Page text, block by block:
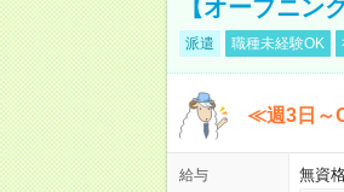
【オープニン
派遣 職種未経験OK
≪週3日～
給与 無資